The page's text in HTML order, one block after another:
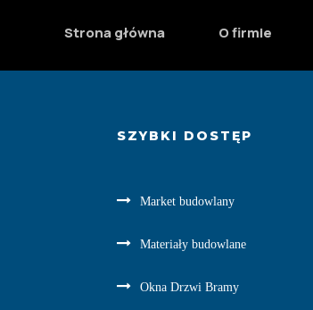
Strona główna O firmie
SZYBKI DOSTĘP
Market budowlany
Materiały budowlane
Okna Drzwi Bramy